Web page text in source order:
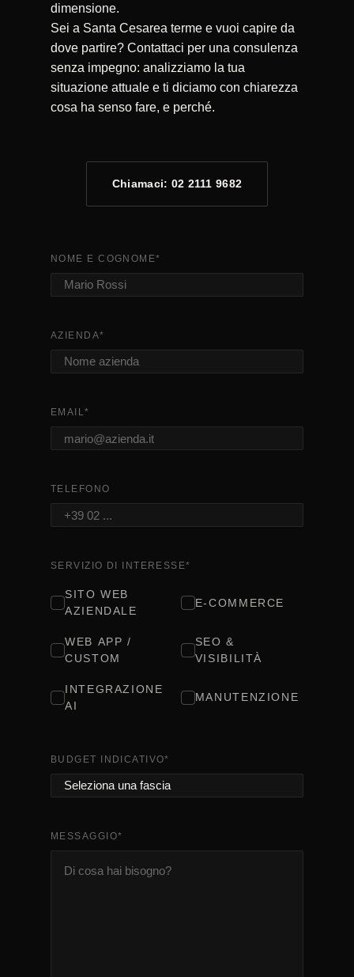
dimensione.
Sei a Santa Cesarea terme e vuoi capire da
dove partire? Contattaci per una consulenza
senza impegno: analizziamo la tua
situazione attuale e ti diciamo con chiarezza
cosa ha senso fare, e perché.
Chiamaci: 02 2111 9682
NOME E COGNOME*
AZIENDA*
EMAIL*
TELEFONO
SERVIZIO DI INTERESSE*
SITO WEB
AZIENDALE
E-COMMERCE
WEB APP /
CUSTOM
SEO &
VISIBILITÀ
INTEGRAZIONE
AI
MANUTENZIONE
BUDGET INDICATIVO*
MESSAGGIO*